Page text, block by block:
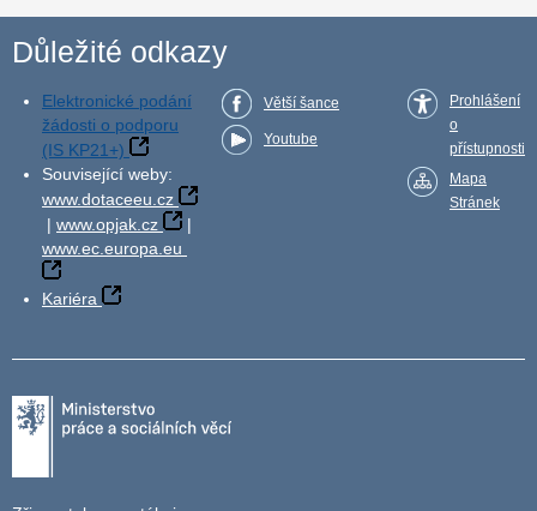
Důležité odkazy
Elektronické podání
žádosti o podporu
(IS KP21+)
Související weby:
www.dotaceeu.cz
| www.opjak.cz
|
www.ec.europa.eu
Kariéra
Větší šance
Youtube
Prohlášení
o
přístupnosti
Mapa
Stránek